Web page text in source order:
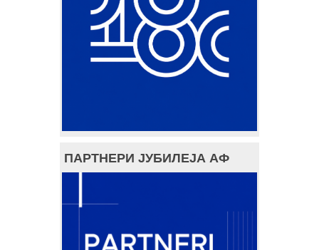
ПАРТНЕРИ ЈУБИЛЕЈА АФ